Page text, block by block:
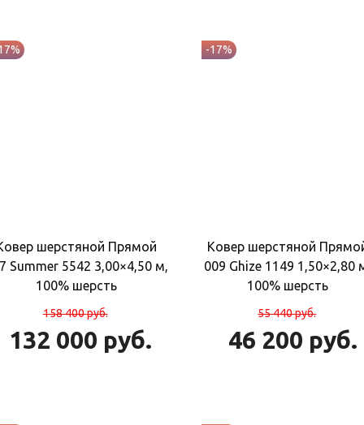
шерстяной Прямой
Summer 5542 3,00×4,50 м,
100% шерсть
158 400руб.
132 000 руб.
-17%
Ковер шерстяной
009 Ghize 1149 1,50×2,80
100% шерсть
55 440руб.
46 200 руб.